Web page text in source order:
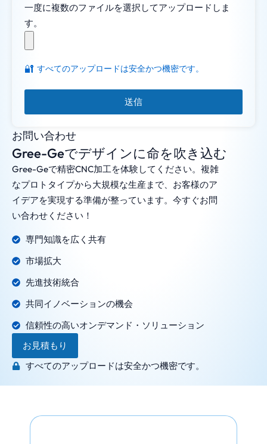
お問い合わせ
Gree-Geでデザインに命を吹き込む
Gree-Geで精密CNC加工を体験してください。複雑
なプロトタイプから大規模な生産まで、お客様のア
イデアを実現する準備が整っています。今すぐお問
い合わせください！
専門知識を広く共有
市場拡大
先進技術統合
共同イノベーションの機会
信頼性の高いオンデマンド・ソリューション
お見積もり
すべてのアップロードは安全かつ機密です。
一度に複数のファイルを選択してアップロードしま
す。
🔐 すべてのアップロードは安全かつ機密です。
送信